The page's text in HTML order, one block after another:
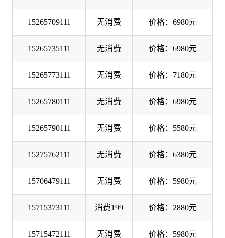
15265709111 无消费 价格：6980元
15265735111 无消费 价格：6980元
15265773111 无消费 价格：7180元
15265780111 无消费 价格：6980元
15265790111 无消费 价格：5580元
15275762111 无消费 价格：6380元
15706479111 无消费 价格：5980元
15715373111 消费199 价格：2880元
15715472111 无消费 价格：5980元